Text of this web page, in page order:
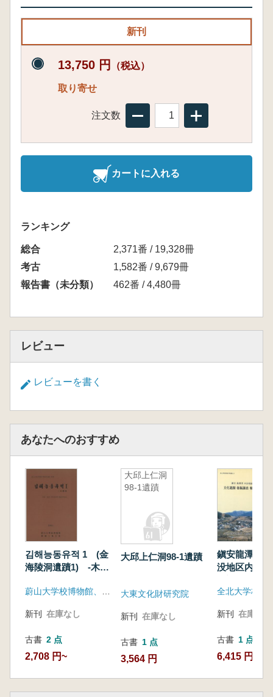
新刊
13,750 円 （税込）
取り寄せ
注文数
カートに入れる
ランキング
総合
2,371番 / 19,328冊
考古
1,582番 / 9,679冊
報告書（未分類）
462番 / 4,480冊
レビュー
レビューを書く
あなたへのおすすめ
김해능동유적 1 (金
海陵洞遺蹟1) -木槨
蔚山大学校博物館、韓国土地公社
新刊 在庫なし
古書 2 点
2,708 円~
大邱上仁洞
98-1遺蹟
大邱上仁洞98-1遺蹟
大東文化財研究院
新刊 在庫なし
古書 1 点
3,564 円
鎭安龍潭댐(
没地区内文
6、7 全4冊
新刊 在庫なし
古書 1 点
6,415 円